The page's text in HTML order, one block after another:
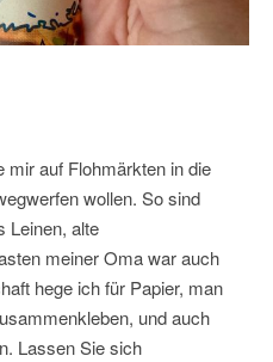
mir auf Flohmärkten in die
wollen. So sind
Leinen, alte
meiner Oma war auch
hege ich für Papier, man
und auch
Lassen Sie sich